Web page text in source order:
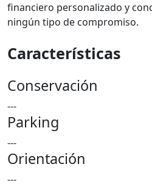
financiero personalizado y
ningún tipo de compromiso.
Características
Conservación
---
Parking
---
Orientación
---